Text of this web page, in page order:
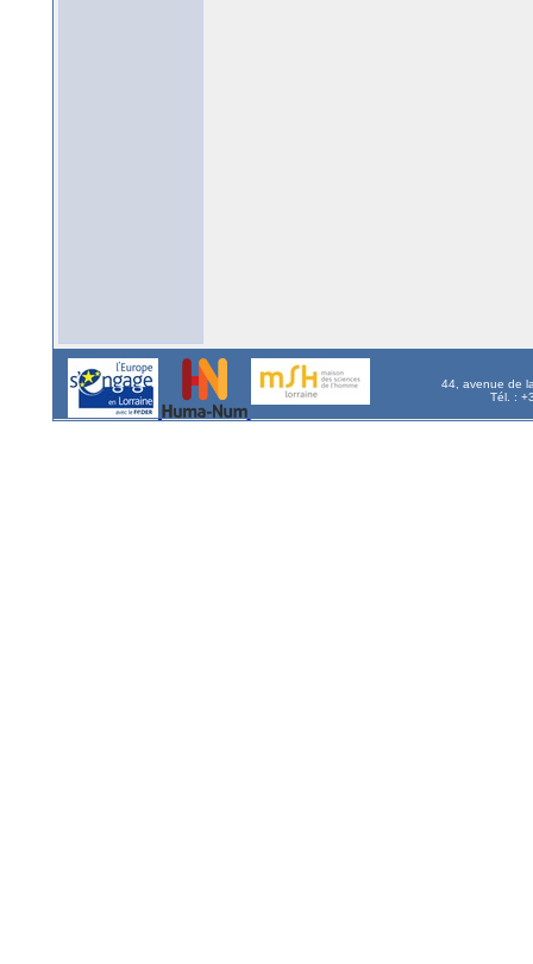
44, avenue de
Tél. :